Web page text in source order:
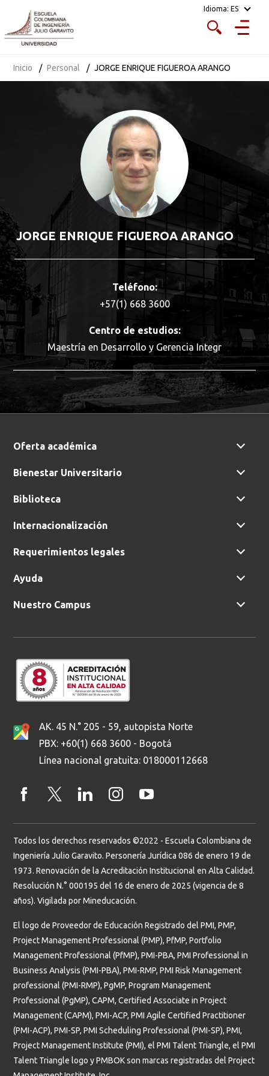
Idioma: ES
Inicio Personal JORGE ENRIQUE FIGUEROA ARANGO
JORGE ENRIQUE FIGUEROA ARANGO
Teléfono:
+57(1) 668 3600
Centro de estudios:
Maestría en Desarrollo y Gerencia Integr
Busca en la escuela
¿Qué buscas?
Buscar
Oferta académica
Bienestar Universitario
Biblioteca
Internacionalización
Requerimientos legales
Ayuda
Nuestro Campus
AK. 45 N.° 205 - 59, autopista Norte
PBX: +60(1) 668 3600 - Bogotá
Línea nacional gratuita: 018000112668
Todos los derechos reservados ©2022 - Escuela Colombiana de
Ingeniería Julio Garavito. Personería Jurídica 086 de enero 19 de
1973. Renovación de la Acreditación Institucional en Alta Calidad.
Resolución N.° 000195 del 16 de enero de 2025 (vigencia de 8
años). Vigilada por Mineducación.
El logo de Proveedor de Educación Registrado del PMI, PMP,
Project Management Professional (PMP), PfMP, Portfolio
Management Professional (PfMP), PMI-PBA, PMI Professional in
Business Analysis (PMI-PBA), PMI-RMP, PMI Risk Management
professional (PMI-RMP), PgMP, Program Management
Professional (PgMP), CAPM, Certified Associate in Project
Management (CAPM), PMI-ACP, PMI Agile Certified Practitioner
(PMI-ACP), PMI-SP, PMI Scheduling Professional (PMI-SP), PMI,
Project Management Institute (PMI), el PMI Talent Triangle, el PMI
Talent Triangle logo y PMBOK son marcas registradas del Project